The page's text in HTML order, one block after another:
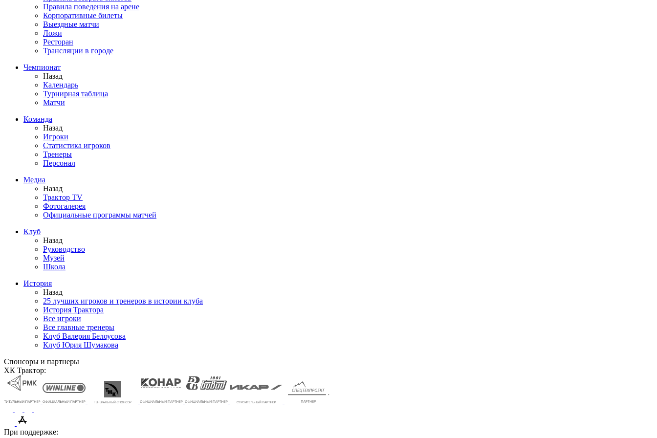
Правила поведения на арене
Корпоративные билеты
Выездные матчи
Ложи
Ресторан
Трансляции в городе
Чемпионат
Назад
Календарь
Турнирная таблица
Матчи
Команда
Назад
Игроки
Статистика игроков
Тренеры
Персонал
Медиа
Назад
Трактор TV
Фотогалерея
Официальные программы матчей
Клуб
Назад
Руководство
Музей
Школа
История
Назад
25 лучших игроков и тренеров в истории клуба
История Трактора
Все игроки
Все главные тренеры
Клуб Валерия Белоусова
Клуб Юрия Шумакова
Спонсоры и партнеры
ХК Трактор:
При поддержке: